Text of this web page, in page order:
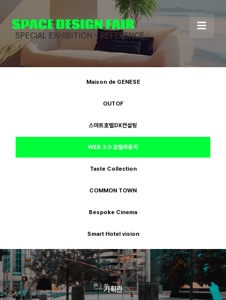
to
content
기획관 [레퍼런스]
SPECIAL EXHIBITION – REFERENCE
Maison de GENESE
OUTOF
스마트호텔DX컨설팅
WEB 3.0 호텔라운지
Taste Collection
COMMON TOWN
Bespoke Cinema
Smart Hotel vision
기획관